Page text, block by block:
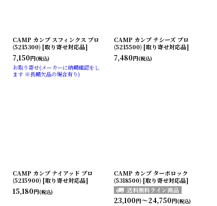
CAMP カンプ スフィンクス プロ
(5215300) [取り寄せ対応品]
7,150円(税込)
お取り寄せ(メーカーに納期確認をし
ます ※長期欠品の場合有り)
CAMP カンプ テシーズ プロ
(5215500) [取り寄せ対応品]
7,480円(税込)
CAMP カンプ ナイアッド プロ
(5215900) [取り寄せ対応品]
15,180円(税込)
CAMP カンプ ターボロック
(5318500) [取り寄せ対応品]
23,100円～24,750円(税込)